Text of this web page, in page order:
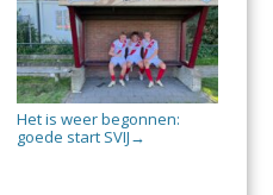
Het is weer begonnen:
goede start SVIJ →